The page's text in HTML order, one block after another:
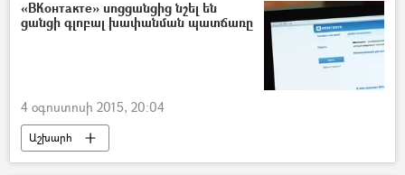
«ВКонтакте» սոցցանցից նշել են
ցանցի գլոբալ խափանման պատճառը
4 օգոստոսի 2015, 20:04
Աշխարհ